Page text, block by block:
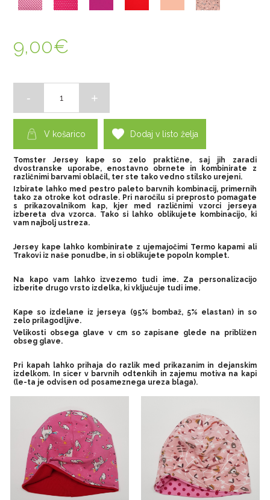
9,00€
V košarico Dodaj v listo želja
Tomster Jersey kape so zelo praktične, saj jih zaradi
dvostranske uporabe, enostavno obrnete in kombinirate z
različnimi barvami oblačil, ter ste tako vedno stilsko urejeni.
Izbirate lahko med pestro paleto barvnih kombinacij, primernih
tako za otroke kot odrasle. Pri naročilu si preprosto pomagate
s prikazovalnikom kap, kjer med različnimi vzorci jerseya
izbereta dva vzorca. Tako si lahko oblikujete kombinacijo, ki
vam najbolj ustreza.
Jersey kape lahko kombinirate z ujemajočimi Termo kapami ali
Trakovi iz naše ponudbe, in si oblikujete popoln komplet.
Na kapo vam lahko izvezemo tudi ime. Za personalizacijo
izberite drugo vrsto izdelka, ki vključuje tudi ime.
Kape so izdelane iz jerseya (95% bombaž, 5% elastan) in so
zelo prilagodljive.
Velikosti obsega glave v cm so zapisane glede na približen
obseg glave.
Pri kapah lahko prihaja do razlik med prikazanim in dejanskim
izdelkom. In sicer v barvnih odtenkih in zajemu motiva na kapi
(le-ta je odvisen od posameznega ureza blaga).